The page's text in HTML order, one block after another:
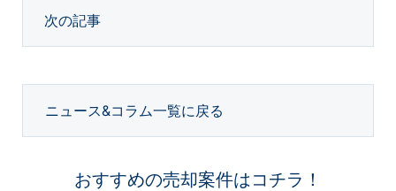
次の記事
ニュース&コラム一覧に戻る
おすすめの売却案件はコチラ！